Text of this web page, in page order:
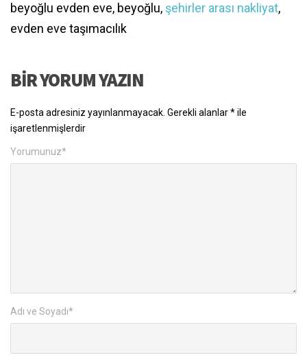
beyoğlu evden eve, beyoğlu, şehirler arası nakliyat,
evden eve taşımacılık
BIR YORUM YAZIN
E-posta adresiniz yayınlanmayacak. Gerekli alanlar*ile
işaretlenmişlerdir
Yorumunuz*
Adı ve Soyadı*